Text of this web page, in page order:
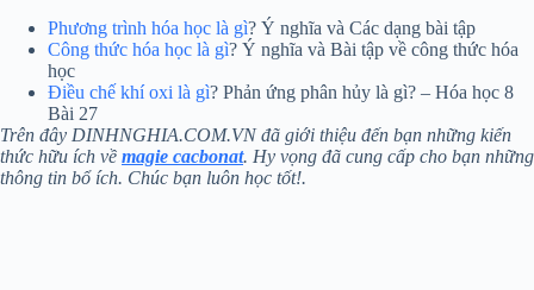
Phương trình hóa học là gì? Ý nghĩa và Các dạng bài tập
Công thức hóa học là gì? Ý nghĩa và Bài tập về công thức hóa
học
Điều chế khí oxi là gì? Phản ứng phân hủy là gì? – Hóa học 8
Bài 27
Trên đây DINHNGHIA.COM.VN đã giới thiệu đến bạn những kiến
thức hữu ích về magie cacbonat. Hy vọng đã cung cấp cho bạn những
thông tin bổ ích. Chúc bạn luôn học tốt!.